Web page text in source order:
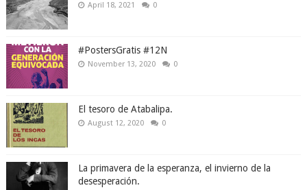
April 18, 2021 0
#PostersGratis #12N
November 13, 2020 0
El tesoro de Atabalipa.
August 12, 2020 0
La primavera de la esperanza, el invierno de la
desesperación.